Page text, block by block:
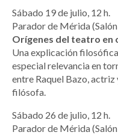
Sábado 19 de julio, 12 h.
Parador de Mérida
Orígenes del teatro en
Una explicación
especial relevancia en
entre Raquel Bazo,
filósofa.
Sábado 26 de julio, 12 h.
Parador de Mérida